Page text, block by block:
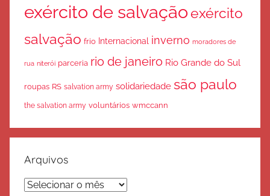
exército de salvaçãoexército
salvação frio Internacional inverno moradores de
rua niterói parceria rio de janeiro Rio Grande do Sul
roupas RS salvation army solidariedade são paulo
the salvation army voluntários wmccann
Arquivos
Arquivos